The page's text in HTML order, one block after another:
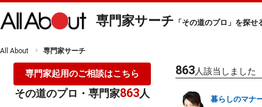
専門家サーチ 「その道のプロ」を探せ
All About 専門家サーチ
専門家起用のご相談はこちら
その道のプロ・専門家863人
863人該当しました
暮らしのマナ